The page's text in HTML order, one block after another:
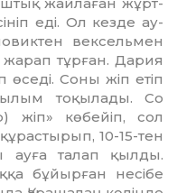
жайлаған жұрт­
еді. Ол кезде ау-
вексельмен
жарап тұр­ған. Дария
Соны жіп етіп
то­қы­лады. Со
жіп» көбейіп, сол
10-15-тен
ауға талап қылды.
бұйырған не­сібе